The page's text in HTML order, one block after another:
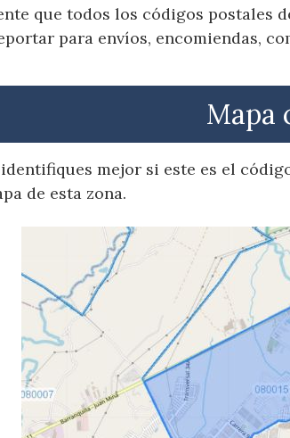
que todos los códigos postales
para envíos, encomiendas,
Mapa
mejor si este es el
de esta zona.